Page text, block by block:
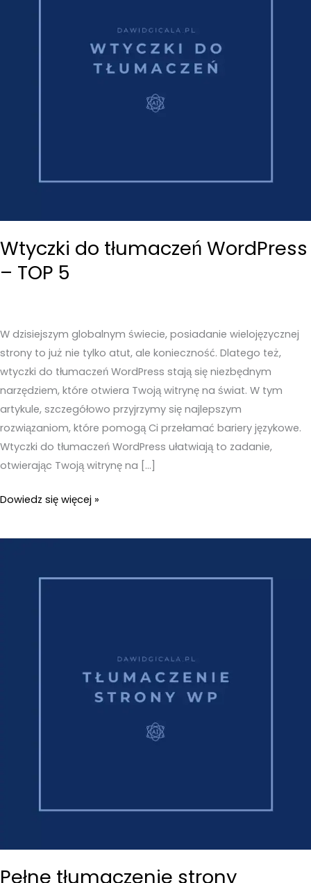
Wtyczki do tłumaczeń WordPress
– TOP 5
W dzisiejszym globalnym świecie, posiadanie wielojęzycznej
strony to już nie tylko atut, ale konieczność. Dlatego też,
wtyczki do tłumaczeń WordPress stają się niezbędnym
narzędziem, które otwiera Twoją witrynę na świat. W tym
artykule, szczegółowo przyjrzymy się najlepszym
rozwiązaniom, które pomogą Ci przełamać bariery językowe.
Wtyczki do tłumaczeń WordPress ułatwiają to zadanie,
otwierając Twoją witrynę na […]
Wtyczki
tłumaczeń
Dowiedz się więcej »
Pełne tłumaczenie strony